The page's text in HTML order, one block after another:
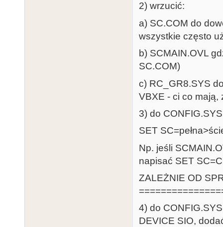
2) wrzucić:
a) SC.COM do
wszystkie często
b) SCMAIN.OVL
SC.COM)
c) RC_GR8.SYS
VBXE - ci co mają,
3) do
SET
Np. jeśli
napisać SET
ZALEŻNIE OD
4) do
DEVICE SIO,